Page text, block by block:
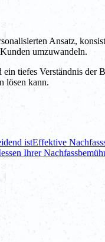
Ansatz,
umzuwandeln.
tiefes Verständnis der
lösen kann.
istEffektive
Ihrer